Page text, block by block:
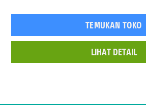
TEMUKAN TOKO
LIHAT DETAIL